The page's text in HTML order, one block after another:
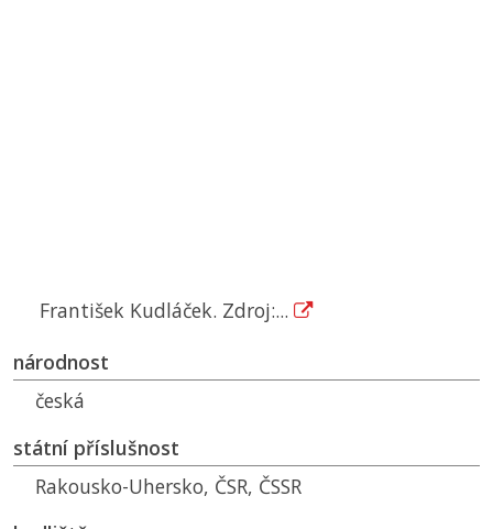
František Kudláček. Zdroj:...
národnost
česká
státní příslušnost
Rakousko-Uhersko, ČSR, ČSSR